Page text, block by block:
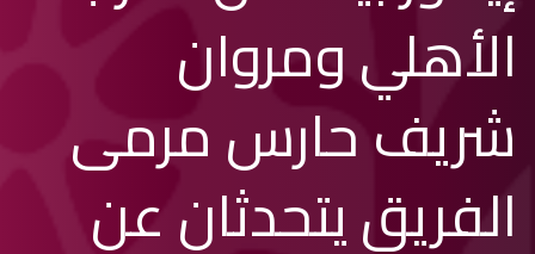
الرئيسي
الأهلي ومروان
شريف حارس مرمى
الفريق يتحدثان عن